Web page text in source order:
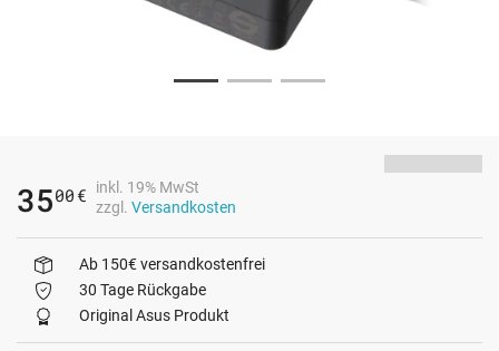
3500 €
inkl. 19% MwSt
zzgl. Versandkosten
Ab 150€ versandkostenfrei
30 Tage Rückgabe
Original Asus Produkt